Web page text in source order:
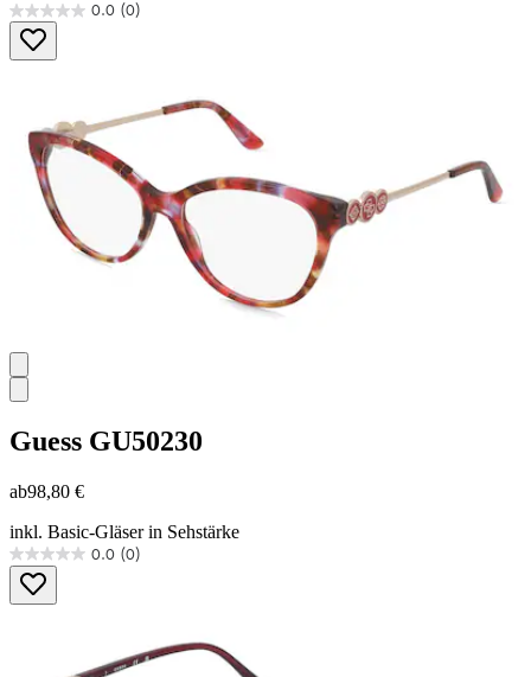
0.0 (0)
0.0
von
5
Guess GU50230
ab98,80 €
inkl. Basic-Gläser in Sehstärke
0.0 (0)
0.0
von
5